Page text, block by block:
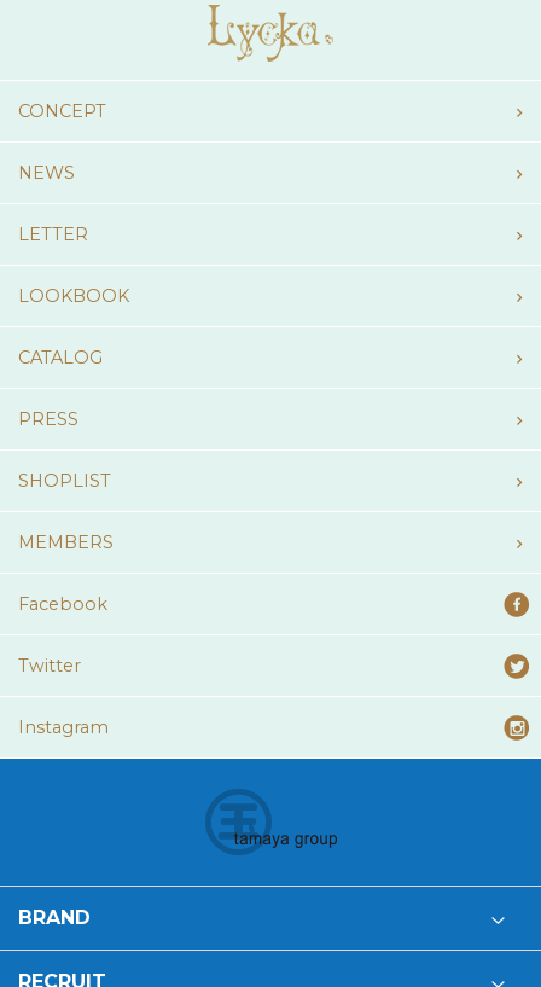
CONCEPT
NEWS
LETTER
LOOKBOOK
CATALOG
PRESS
SHOPLIST
MEMBERS
Facebook
Twitter
Instagram
BRAND
RECRUIT